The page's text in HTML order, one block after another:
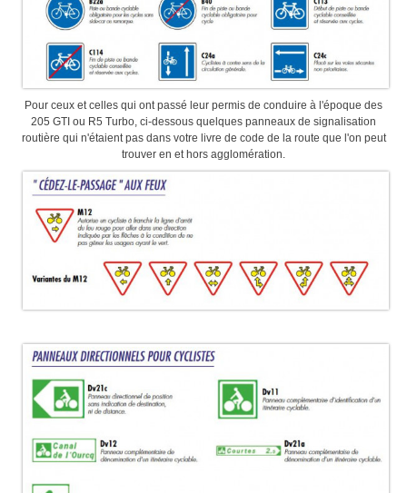
Pour ceux et celles qui ont passé leur permis de conduire à l'époque des
205 GTI ou R5 Turbo, ci-dessous quelques panneaux de signalisation
routière qui n'étaient pas dans votre livre de code de la route que l'on peut
trouver en et hors agglomération.